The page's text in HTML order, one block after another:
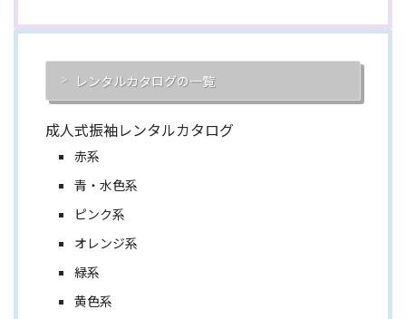
レンタルカタログの一覧
成人式振袖レンタルカタログ
赤系
青・水色系
ピンク系
オレンジ系
緑系
黄色系